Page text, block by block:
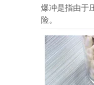
爆冲是指由于
险。